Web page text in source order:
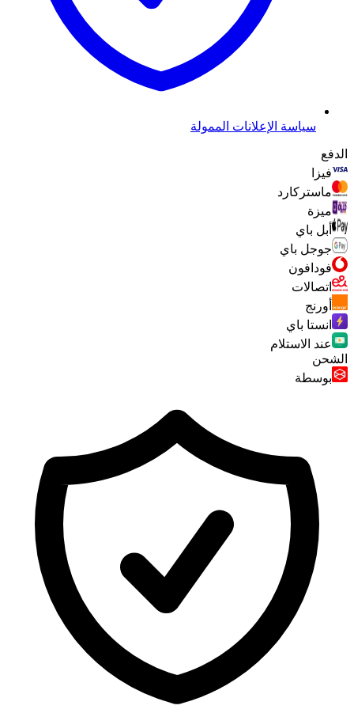
سياسة الإعلانات الممولة
الدفع
فيزا
ماستركارد
ميزة
أبل باي
جوجل باي
فودافون
اتصالات
أورنج
انستا باي
عند الاستلام
الشحن
بوسطة